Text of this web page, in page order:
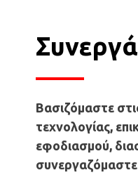
Βασιζόμαστε
τεχνολογίας,
εφοδιασμού,